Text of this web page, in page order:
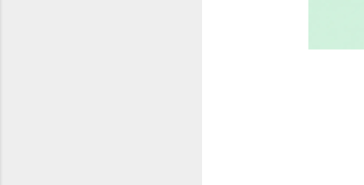
우리동